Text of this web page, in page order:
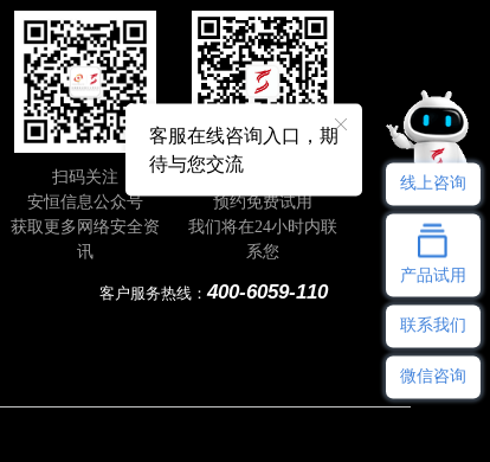
扫码关注
安恒信息公众号
获取更多网络安全资
讯
即刻扫码
预约免费试用
我们将在24小时内联
系您
客户服务热线：400-6059-110
客服在线咨询入口，期
待与您交流
线上咨询
产品试用
联系我们
微信咨询